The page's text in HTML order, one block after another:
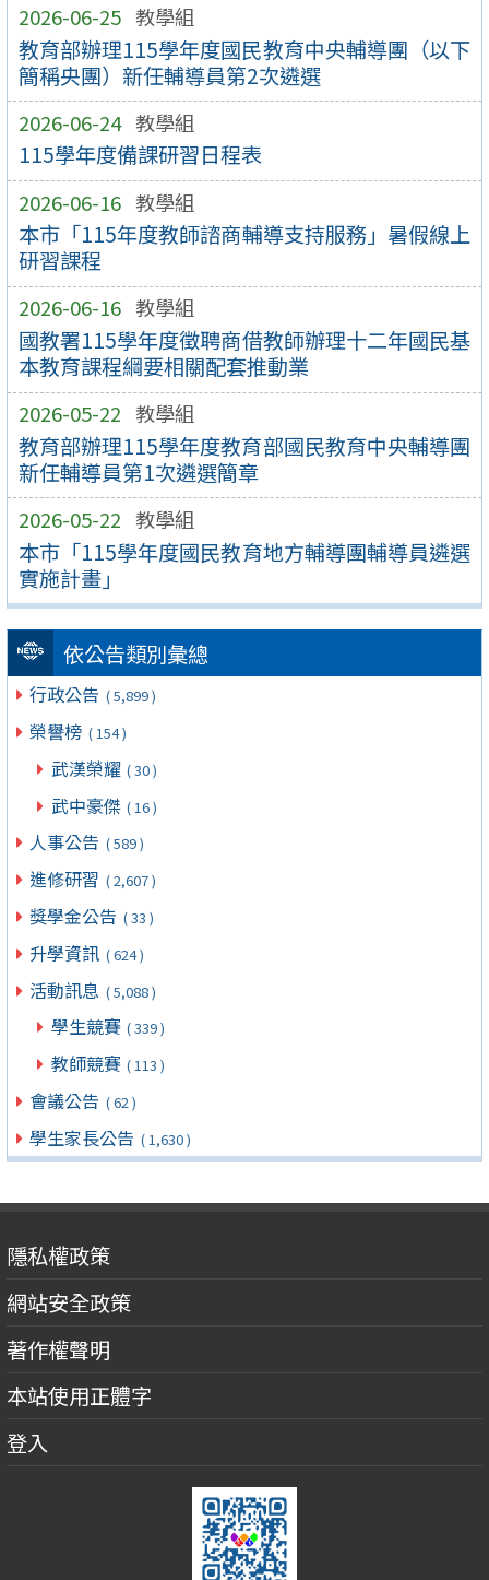
2026-06-25 教學組
教育部辦理115學年度國民教育中央輔導團（以下
簡稱央團）新任輔導員第2次遴選
2026-06-24 教學組
115學年度備課研習日程表
2026-06-16 教學組
本市「115年度教師諮商輔導支持服務」暑假線上
研習課程
2026-06-16 教學組
國教署115學年度徵聘商借教師辦理十二年國民基
本教育課程綱要相關配套推動業
2026-05-22 教學組
教育部辦理115學年度教育部國民教育中央輔導團
新任輔導員第1次遴選簡章
2026-05-22 教學組
本市「115學年度國民教育地方輔導團輔導員遴選
實施計畫」
依公告類別彙總
行政公告 ( 5,899 )
榮譽榜 ( 154 )
武漢榮耀 ( 30 )
武中豪傑 ( 16 )
人事公告 ( 589 )
進修研習 ( 2,607 )
獎學金公告 ( 33 )
升學資訊 ( 624 )
活動訊息 ( 5,088 )
學生競賽 ( 339 )
教師競賽 ( 113 )
會議公告 ( 62 )
學生家長公告 ( 1,630 )
隱私權政策
網站安全政策
著作權聲明
本站使用正體字
登入